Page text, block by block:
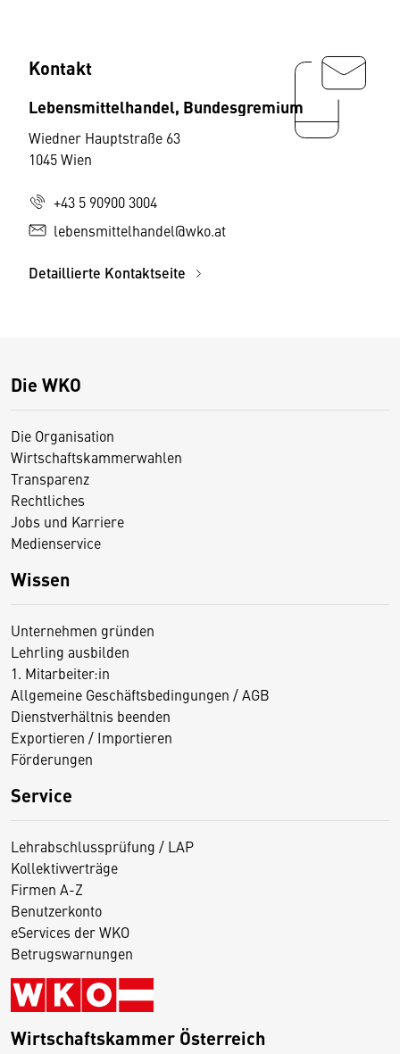
Kontakt
Lebensmittelhandel, Bundesgremium
Wiedner Hauptstraße 63
1045 Wien
+43 5 90900 3004
lebensmittelhandel@wko.at
Detaillierte Kontaktseite
Die WKO
Die Organisation
Wirtschaftskammerwahlen
Transparenz
Rechtliches
Jobs und Karriere
Medienservice
Wissen
Unternehmen gründen
Lehrling ausbilden
1. Mitarbeiter:in
Allgemeine Geschäftsbedingungen / AGB
Dienstverhältnis beenden
Exportieren / Importieren
Förderungen
Service
Lehrabschlussprüfung / LAP
Kollektivverträge
Firmen A-Z
Benutzerkonto
eServices der WKO
Betrugswarnungen
Wirtschaftskammer Österreich